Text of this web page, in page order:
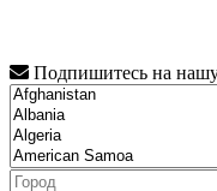
Подпишитесь на нашу